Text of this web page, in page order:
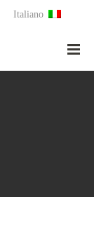
Italiano